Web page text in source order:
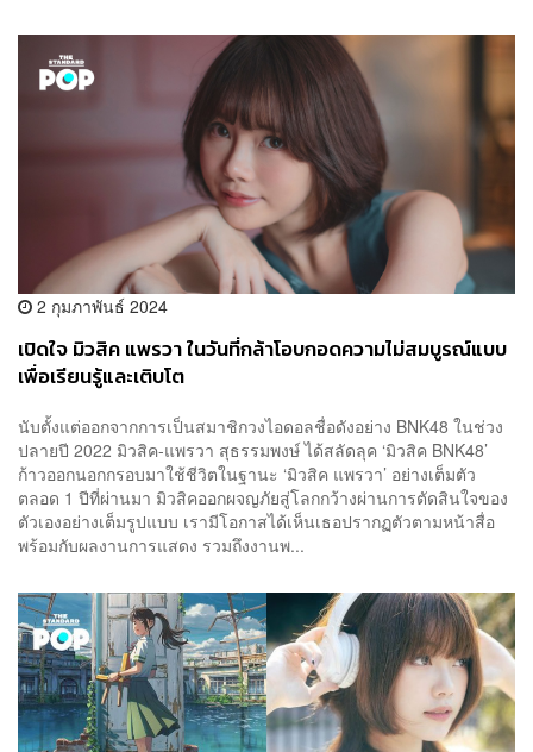
2 กุมภาพันธ์ 2024
เปิดใจ มิวสิค แพรวา ในวันที่กล้าโอบกอดความไม่สมบูรณ์แบบ
เพื่อเรียนรู้และเติบโต
นับตั้งแต่ออกจากการเป็นสมาชิกวงไอดอลชื่อดังอย่าง BNK48 ในช่วง
ปลายปี 2022 มิวสิค-แพรวา สุธรรมพงษ์ ได้สลัดลุค ‘มิวสิค BNK48’
ก้าวออกนอกกรอบมาใช้ชีวิตในฐานะ ‘มิวสิค แพรวา’ อย่างเต็มตัว
ตลอด 1 ปีที่ผ่านมา มิวสิคออกผจญภัยสู่โลกกว้างผ่านการตัดสินใจของ
ตัวเองอย่างเต็มรูปแบบ เรามีโอกาสได้เห็นเธอปรากฏตัวตามหน้าสื่อ
พร้อมกับผลงานการแสดง รวมถึงงานพ...